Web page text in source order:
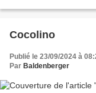
Cocolino
Publié le 23/09/2024 à
Par Baldenberger